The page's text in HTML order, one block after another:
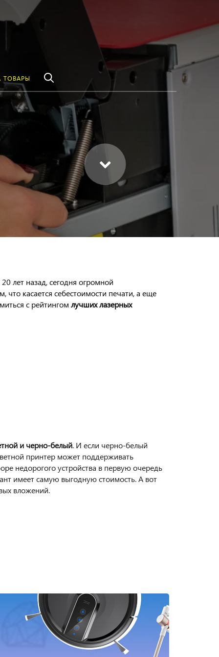
Найти
лет назад, сегодня огромной
касается себестоимости печати, а еще
с рейтингом лучших лазерных
и черно-белый. И если черно-белый
принтер может поддерживать
недорогого устройства в первую очередь
имеет самую выгодную стоимость. А вот
вложений.